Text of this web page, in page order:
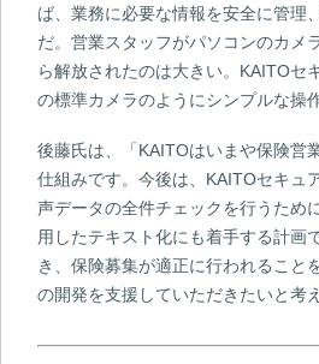
ば、業務に必要な情報を安全に管理
だ。営業スタッフがパソコンのカメ
ら解放されたのは大きい。KAITOセ
の標準カメラのようにシンプルな操
後藤氏は、「KAITOはいまや保険営
仕組みです。今後は、KAITOセキュ
声データの全件チェックを行うため
用したテキスト化にも着手する計画
き、保険募集が適正に行われること
の開発を支援していただきたいと考